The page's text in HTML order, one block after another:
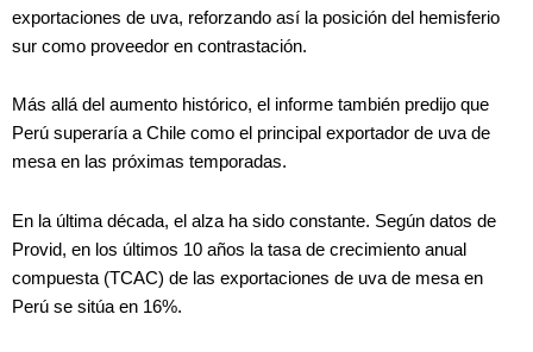
exportaciones de uva, reforzando así la posición del hemisferio
sur como proveedor en contrastación.
Más allá del aumento histórico, el informe también predijo que
Perú superaría a Chile como el principal exportador de uva de
mesa en las próximas temporadas.
En la última década, el alza ha sido constante. Según datos de
Provid, en los últimos 10 años la tasa de crecimiento anual
compuesta (TCAC) de las exportaciones de uva de mesa en
Perú se sitúa en 16%.